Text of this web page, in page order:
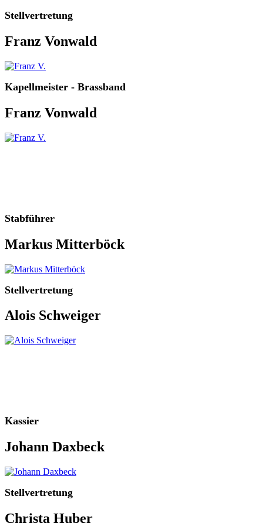
Stellvertretung
Franz Vonwald
Kapellmeister - Brassband
Franz Vonwald
Stabführer
Markus Mitterböck
Stellvertretung
Alois Schweiger
Kassier
Johann Daxbeck
Stellvertretung
Christa Huber